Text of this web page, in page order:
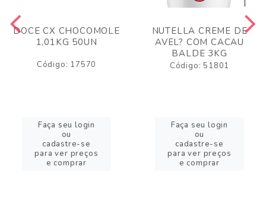
DOCE CX CHOCOMOLE
1,01KG 50UN
Código: 17570
Faça seu login
ou
cadastre-se
para ver preços
e comprar
NUTELLA CREME DE
AVEL? COM CACAU
BALDE 3KG
Código: 51801
Faça seu login
ou
cadastre-se
para ver preços
e comprar